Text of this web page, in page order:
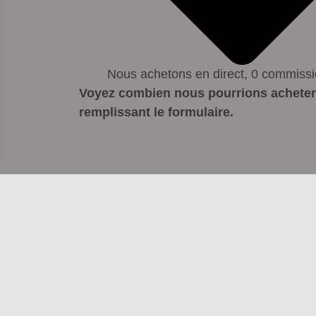
Nous achetons en direct, 0
Voyez combien nous pourrions
remplissant le formulaire.